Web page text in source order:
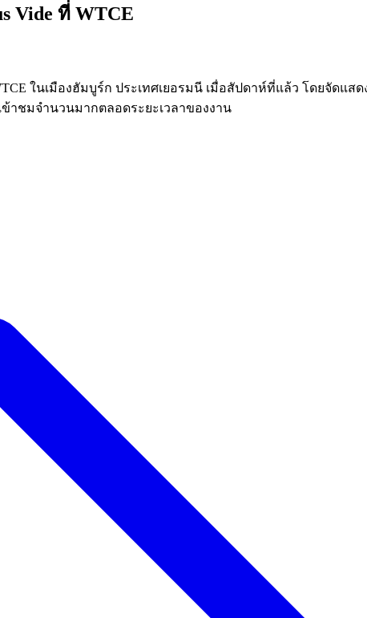
Vide ที่ WTCE
ในเมืองฮัมบูร์ก ประเทศเยอรมนี เมื่อสัปดาห์ที่แล้ว โดยจัดแสดง
าชมจำนวนมากตลอดระยะเวลาของงาน